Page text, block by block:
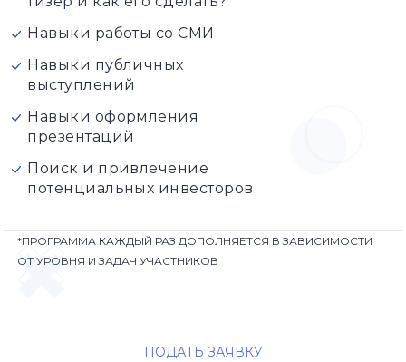
Навыки работы со СМИ
Навыки публичных
выступлений
Навыки оформления
презентаций
Поиск и привлечение
потенциальных инвесторов
*ПРОГРАММА КАЖДЫЙ РАЗ ДОПОЛНЯЕТСЯ В ЗАВИСИМОСТИ
ОТ УРОВНЯ И ЗАДАЧ УЧАСТНИКОВ
ПОДАТЬ ЗАЯВКУ